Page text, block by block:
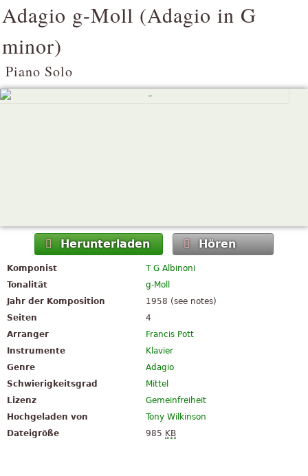
Adagio g-Moll (Adagio in G
minor)
Piano Solo
Herunterladen Hören
Komponist
T G Albinoni
Tonalität
g-Moll
Jahr der Komposition
1958 (see notes)
Seiten
4
Arranger
Francis Pott
Instrumente
Klavier
Genre
Adagio
Schwierigkeitsgrad
Mittel
Lizenz
Gemeinfreiheit
Hochgeladen von
Tony Wilkinson
Dateigröße
985 KB